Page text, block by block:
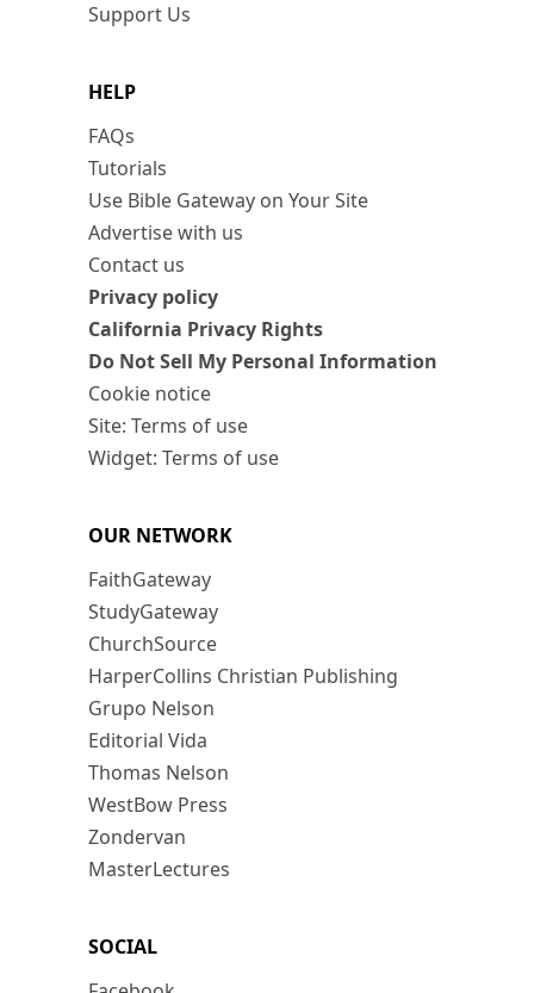
Support Us
HELP
FAQs
Tutorials
Use Bible Gateway on Your Site
Advertise with us
Contact us
Privacy policy
California Privacy Rights
Do Not Sell My Personal Information
Cookie notice
Site: Terms of use
Widget: Terms of use
OUR NETWORK
FaithGateway
StudyGateway
ChurchSource
HarperCollins Christian Publishing
Grupo Nelson
Editorial Vida
Thomas Nelson
WestBow Press
Zondervan
MasterLectures
SOCIAL